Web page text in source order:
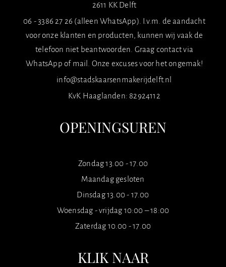
2611 KK Delft
06 - 3386 27 26 (alleen WhatsApp). I.v.m. de aandacht
voor onze klanten en producten, kunnen wij vaak de
telefoon niet beantwoorden. Graag contact via
WhatsApp of mail. Onze excuses voor het ongemak!
info@stadskaarsenmakerijdelft.nl
KvK Haaglanden: 82924112
OPENINGSUREN
Zondag 13.00 - 17.00
Maandag gesloten
Dinsdag 13.00 - 17.00
Woensdag - vrijdag 10:00 – 18:00
Zaterdag 10.00 - 17.00
KLIK NAAR